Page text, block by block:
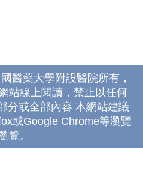
醫藥大學附設醫院所有，
站線上閱讀，禁止以任何
分或全部內容 本網站建議
或Google Chrome等瀏覽
覽。